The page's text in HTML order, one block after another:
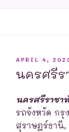
POSTED
APRIL 4,
นครศรีร
นครศรีราชา
รถจังหวัด กรุ
สุราษฎร์ธานี,